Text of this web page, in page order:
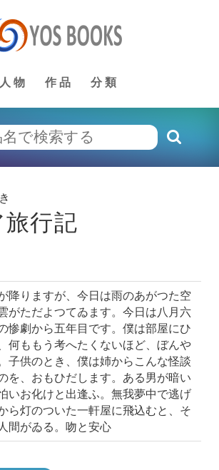
人物 作品 分類
行記
降りますが、今日は雨のあがつた空
がただよつてゐます。今日は八月六
惨劇から五年目です。僕は部屋にひ
何ももう考へたくないほど、ぼんや
子供のとき、僕は姉からこんな怪談
を、おもひだします。ある男が暗い
いお化けと出逢ふ。無我夢中で逃げ
ら灯のついた一軒屋に飛込むと、そ
間がゐる。吻と安心